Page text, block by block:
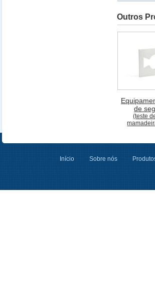
Outros
de
(teste
Início Sobre nós